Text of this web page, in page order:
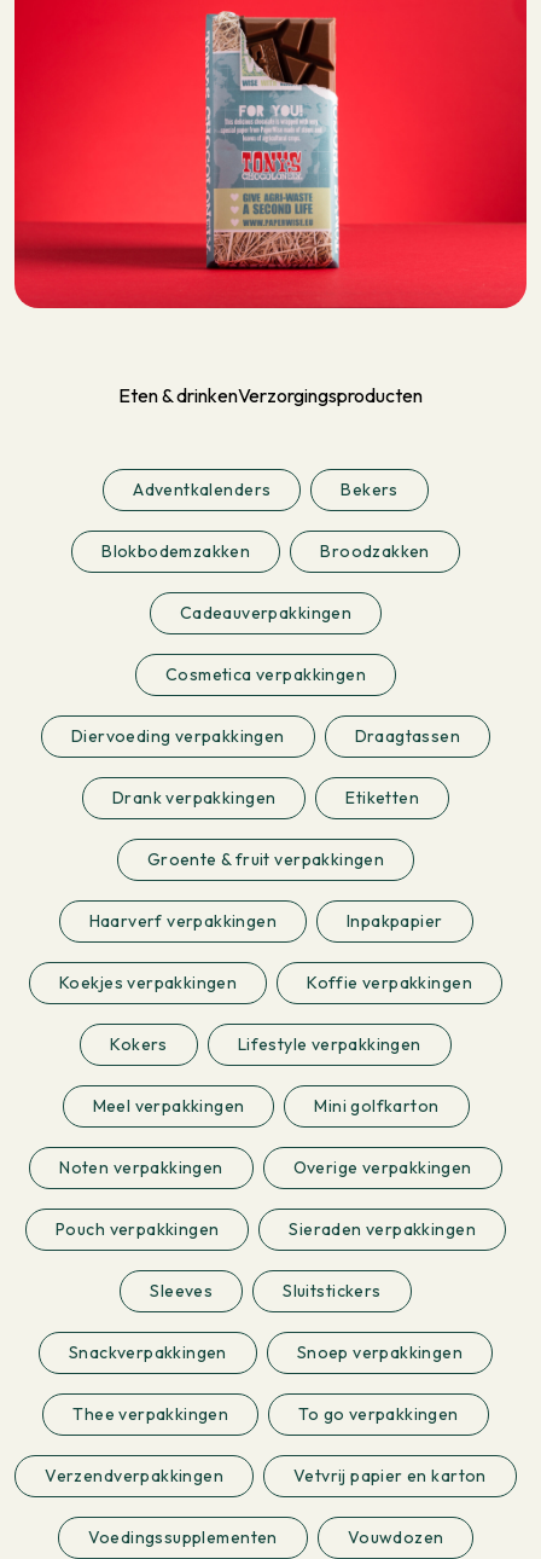
Eten & drinkenVerzorgingsproducten
Adventkalenders Bekers
Blokbodemzakken Broodzakken
Cadeauverpakkingen
Cosmetica verpakkingen
Diervoeding verpakkingen Draagtassen
Drank verpakkingen Etiketten
Groente & fruit verpakkingen
Haarverf verpakkingen Inpakpapier
Koekjes verpakkingen Koffie verpakkingen
Kokers Lifestyle verpakkingen
Meel verpakkingen Mini golfkarton
Noten verpakkingen Overige verpakkingen
Pouch verpakkingen Sieraden verpakkingen
Sleeves Sluitstickers
Snackverpakkingen Snoep verpakkingen
Thee verpakkingen To go verpakkingen
Verzendverpakkingen Vetvrij papier en karton
Voedingssupplementen Vouwdozen